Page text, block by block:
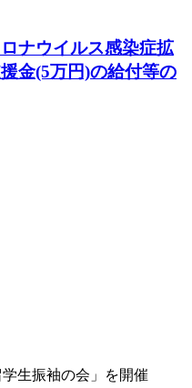
ナウイルス感染症拡
金(5万円)の給付等の
生振袖の会」を開催